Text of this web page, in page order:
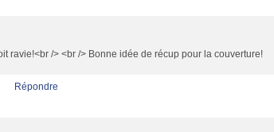
ravie!<br /> <br /> Bonne idée de récup pour la couverture!
Répondre